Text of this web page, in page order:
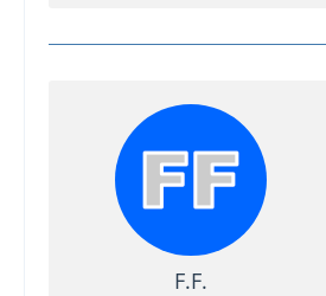
F.F.